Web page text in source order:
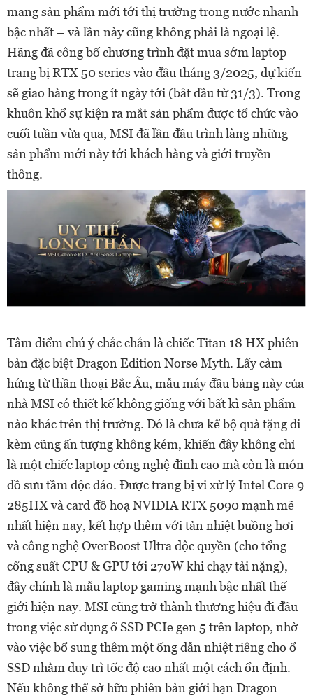
mang sản phẩm mới tới thị trường trong nước nhanh
bậc nhất – và lần này cũng không phải là ngoại lệ.
Hãng đã công bố chương trình đặt mua sớm laptop
trang bị RTX 50 series vào đầu tháng 3/2025, dự kiến
sẽ giao hàng trong ít ngày tới (bắt đầu từ 31/3). Trong
khuôn khổ sự kiện ra mắt sản phẩm được tổ chức vào
cuối tuần vừa qua, MSI đã lần đầu trình làng những
sản phẩm mới này tới khách hàng và giới truyền
thông.
Tâm điểm chú ý chắc chắn là chiếc Titan 18 HX phiên
bản đặc biệt Dragon Edition Norse Myth. Lấy cảm
hứng từ thần thoại Bắc Âu, mẫu máy đầu bảng này của
nhà MSI có thiết kế không giống với bất kì sản phẩm
nào khác trên thị trường. Đó là chưa kể bộ quà tặng đi
kèm cũng ấn tượng không kém, khiến đây không chỉ
là một chiếc laptop công nghệ đỉnh cao mà còn là món
đồ sưu tầm độc đáo. Được trang bị vi xử lý Intel Core 9
285HX và card đồ hoạ NVIDIA RTX 5090 mạnh mẽ
nhất hiện nay, kết hợp thêm với tản nhiệt buồng hơi
và công nghệ OverBoost Ultra độc quyền (cho tổng
cổng suất CPU & GPU tới 270W khi chạy tải nặng),
đây chính là mẫu laptop gaming mạnh bậc nhất thế
giới hiện nay. MSI cũng trở thành thương hiệu đi đầu
trong việc sử dụng ổ SSD PCIe gen 5 trên laptop, nhờ
vào việc bổ sung thêm một ống dẫn nhiệt riêng cho ổ
SSD nhằm duy trì tốc độ cao nhất một cách ổn định.
Nếu không thể sở hữu phiên bản giới hạn Dragon